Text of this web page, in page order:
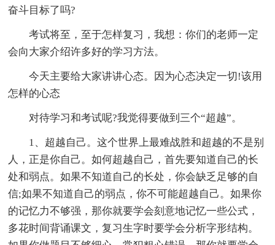
奋斗目标了吗?
考试将至，至于怎样复习，我想：你们的老师一定
会向大家介绍许多好的学习方法。
今天主要给大家讲讲心态。因为心态决定一切!该用
怎样的心态
对待学习和考试呢?我觉得要做到三个“超越”。
1、超越自己。这个世界上最难战胜和超越的不是别
人，正是你自己。如何超越自己，首先要知道自己的长
处和弱点。如果不知道自己的长处，你会缺乏足够的自
信;如果不知道自己的弱点，你不可能超越自己。如果你
的记忆力不够强，那你就要学会刻意地记忆一些公式，
多花时间背诵课文，复习生字时要学会分析字形结构。